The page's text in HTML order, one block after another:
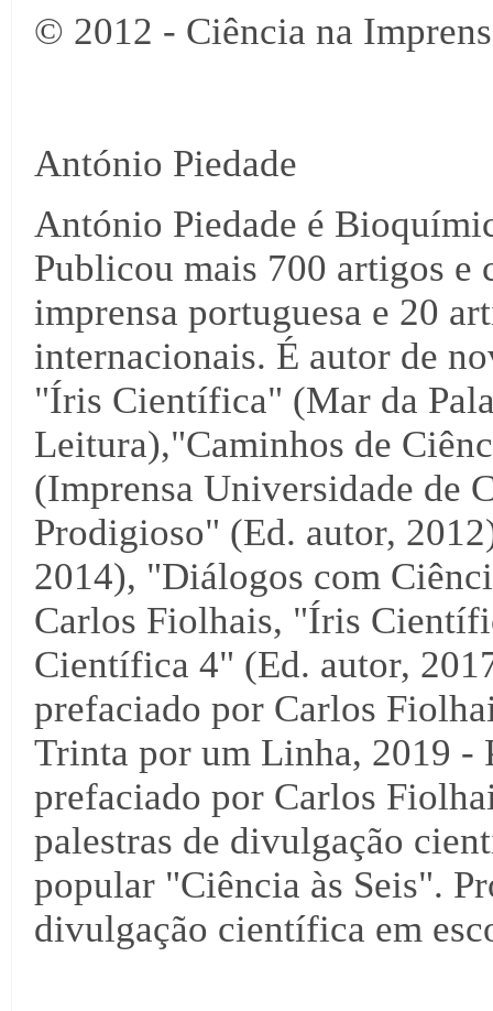
© 2012 - Ciência na
António Piedade
António Piedade é
Publicou mais 700 artigos
imprensa portuguesa e 20
internacionais. É autor de
"Íris Científica" (Mar da
Leitura),"Caminhos de
(Imprensa Universidade de
Prodigioso" (Ed. autor,
2014), "Diálogos com
Carlos Fiolhais, "Íris
Científica 4" (Ed. autor,
prefaciado por Carlos
Trinta por um Linha, 2019 -
prefaciado por Carlos
palestras de divulgação
popular "Ciência às Seis".
divulgação científica em